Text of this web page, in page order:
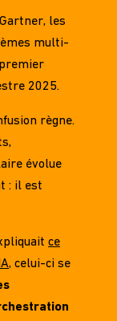
les
multi-
2025.
règne.
évolue
: il est
ce
, celui-ci se